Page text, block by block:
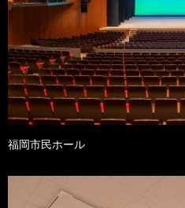
福岡市民ホール